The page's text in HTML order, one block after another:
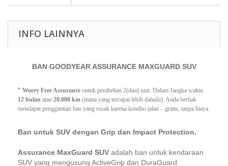
INFO LAINNYA
BAN GOODYEAR ASSURANCE MAXGUARD SUV
* Worry Free Assurance
12 bulan atau 20.000 km (mana yang tercapai lebih dahulu), Anda berhak
mendapat penggantian ban yang rusak karena kondisi jalan – gratis, tanpa biaya.
Ban untuk SUV dengan Grip dan Impact Protection.
Assurance MaxGuard SUV adalah ban untuk kendaraan
SUV yang mengusung ActiveGrip dan DuraGuard